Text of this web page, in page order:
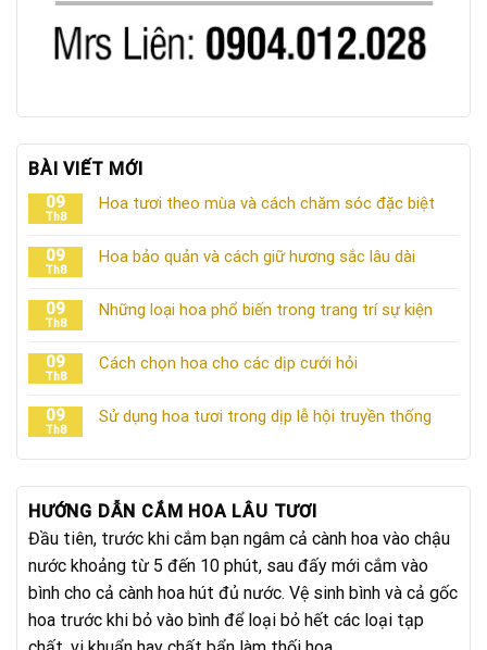
BÀI VIẾT MỚI
09
Th8
Hoa tươi theo mùa và cách chăm sóc đặc biệt
09
Th8
Hoa bảo quản và cách giữ hương sắc lâu dài
09
Th8
Những loại hoa phổ biến trong trang trí sự kiện
09
Th8
Cách chọn hoa cho các dịp cưới hỏi
09
Th8
Sử dụng hoa tươi trong dịp lễ hội truyền thống
HƯỚNG DẪN CẮM HOA LÂU TƯƠI
Đầu tiên, trước khi cắm bạn ngâm cả cành hoa vào chậu
nước khoảng từ 5 đến 10 phút, sau đấy mới cắm vào
bình cho cả cành hoa hút đủ nước. Vệ sinh bình và cả gốc
hoa trước khi bỏ vào bình để loại bỏ hết các loại tạp